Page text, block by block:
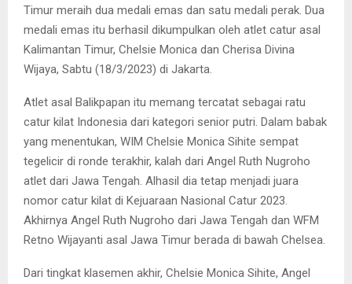
Timur meraih dua medali emas dan satu medali perak. Dua
medali emas itu berhasil dikumpulkan oleh atlet catur asal
Kalimantan Timur, Chelsie Monica dan Cherisa Divina
Wijaya, Sabtu (18/3/2023) di Jakarta.
Atlet asal Balikpapan itu memang tercatat sebagai ratu
catur kilat Indonesia dari kategori senior putri. Dalam babak
yang menentukan, WIM Chelsie Monica Sihite sempat
tegelicir di ronde terakhir, kalah dari Angel Ruth Nugroho
atlet dari Jawa Tengah. Alhasil dia tetap menjadi juara
nomor catur kilat di Kejuaraan Nasional Catur 2023.
Akhirnya Angel Ruth Nugroho dari Jawa Tengah dan WFM
Retno Wijayanti asal Jawa Timur berada di bawah Chelsea.
Dari tingkat klasemen akhir, Chelsie Monica Sihite, Angel